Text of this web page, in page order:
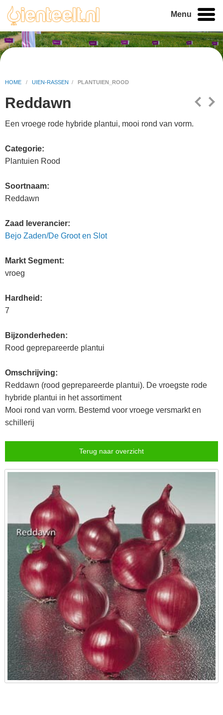
Menu
HOME / UIEN-RASSEN / PLANTUIEN_ROOD
Reddawn
Een vroege rode hybride plantui, mooi rond van vorm.
Categorie:
Plantuien Rood
Soortnaam:
Reddawn
Zaad leverancier:
Bejo Zaden/De Groot en Slot
Markt Segment:
vroeg
Hardheid:
7
Bijzonderheden:
Rood geprepareerde plantui
Omschrijving:
Reddawn (rood geprepareerde plantui). De vroegste rode
hybride plantui in het assortiment
Mooi rond van vorm. Bestemd voor vroege versmarkt en
schillerij
Terug naar overzicht